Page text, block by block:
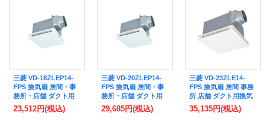
三菱 VD-18ZLEP14-
FPS 換気扇 居間・事
務所・店舗 ダクト用
換気扇 天井埋込形 24
時間換気 消音形 大風
23,512円(税込)
三菱 VD-20ZLEP14-
FPS 換気扇 居間・事
務所・店舗 ダクト用
換気扇 天井埋込形 24
時間換気 消音形 大風
29,685円(税込)
三菱 VD-23ZLE14-
FPS 換気扇 居間 事務
所 店舗 ダクト用換気
扇 天井埋込形 24時間
換気機能付 消音形 フ
35,135円(税込)